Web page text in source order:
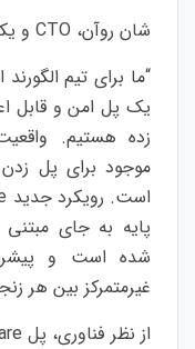
شان روآن، CTO و یکی از بنیانگذاران Flare می گوید:
“ما برای تیم
یک پل امن و قابل
زده هستیم.
موجود برای پل
پایه به جای
شده است و
غیرمتمرکز بین هر